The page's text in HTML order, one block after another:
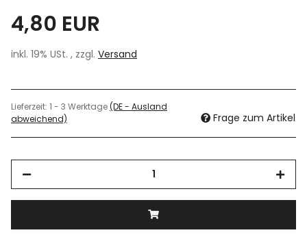
4,80 EUR
inkl. 19% USt. , zzgl. Versand
Lieferzeit: 1 - 3 Werktage(DE - Ausland
abweichend)
Frage zum Artikel